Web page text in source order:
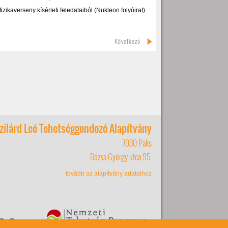
kísérleti feledataiból (Nukleon folyóirat)
Következő
Leó Tehetséggondozó Alapítvány
7030 Paks
Dózsa György utca 95.
tovább az alapítvány adataihoz